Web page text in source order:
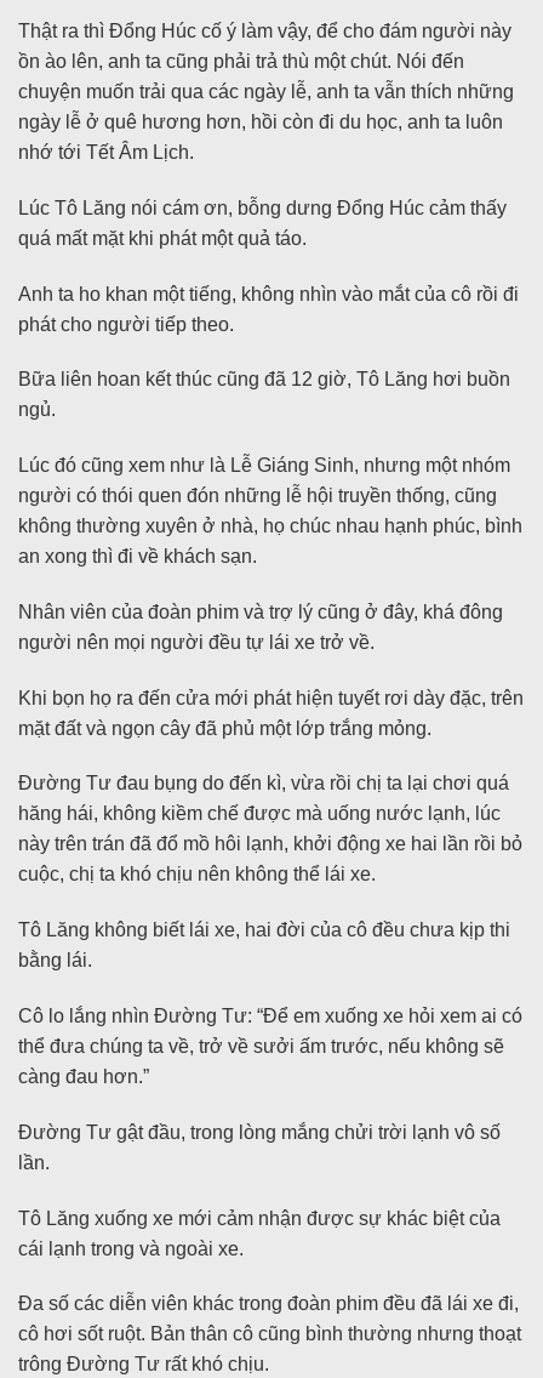
Thật ra thì Đổng Húc cố ý làm vậy, để cho đám người này
ồn ào lên, anh ta cũng phải trả thù một chút. Nói đến
chuyện muốn trải qua các ngày lễ, anh ta vẫn thích những
ngày lễ ở quê hương hơn, hồi còn đi du học, anh ta luôn
nhớ tới Tết Âm Lịch.
Lúc Tô Lăng nói cám ơn, bỗng dưng Đổng Húc cảm thấy
quá mất mặt khi phát một quả táo.
Anh ta ho khan một tiếng, không nhìn vào mắt của cô rồi đi
phát cho người tiếp theo.
Bữa liên hoan kết thúc cũng đã 12 giờ, Tô Lăng hơi buồn
ngủ.
Lúc đó cũng xem như là Lễ Giáng Sinh, nhưng một nhóm
người có thói quen đón những lễ hội truyền thống, cũng
không thường xuyên ở nhà, họ chúc nhau hạnh phúc, bình
an xong thì đi về khách sạn.
Nhân viên của đoàn phim và trợ lý cũng ở đây, khá đông
người nên mọi người đều tự lái xe trở về.
Khi bọn họ ra đến cửa mới phát hiện tuyết rơi dày đặc, trên
mặt đất và ngọn cây đã phủ một lớp trắng mỏng.
Đường Tư đau bụng do đến kì, vừa rồi chị ta lại chơi quá
hăng hái, không kiềm chế được mà uống nước lạnh, lúc
này trên trán đã đổ mồ hôi lạnh, khởi động xe hai lần rồi bỏ
cuộc, chị ta khó chịu nên không thể lái xe.
Tô Lăng không biết lái xe, hai đời của cô đều chưa kịp thi
bằng lái.
Cô lo lắng nhìn Đường Tư: “Để em xuống xe hỏi xem ai có
thể đưa chúng ta về, trở về sưởi ấm trước, nếu không sẽ
càng đau hơn.”
Đường Tư gật đầu, trong lòng mắng chửi trời lạnh vô số
lần.
Tô Lăng xuống xe mới cảm nhận được sự khác biệt của
cái lạnh trong và ngoài xe.
Đa số các diễn viên khác trong đoàn phim đều đã lái xe đi,
cô hơi sốt ruột. Bản thân cô cũng bình thường nhưng thoạt
trông Đường Tư rất khó chịu.